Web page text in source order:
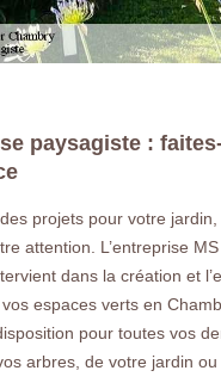
paysagiste :
projets pour votre
attention. L’entreprise
dans la création et
espaces verts en
pour toutes vos
arbres, de votre jardin